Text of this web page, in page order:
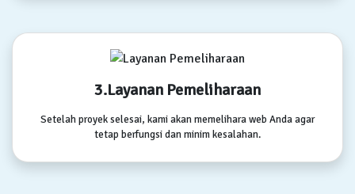
3.Layanan Pemeliharaan
Setelah proyek selesai, kami akan memelihara web Anda agar
tetap berfungsi dan minim kesalahan.